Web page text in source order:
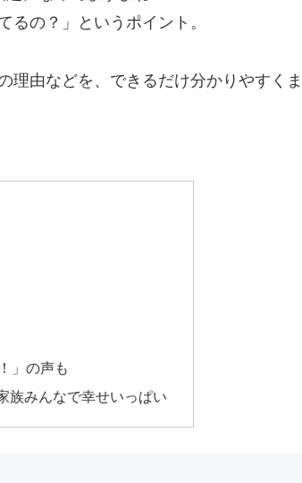
るの？」というポイント。
理由などを、できるだけ分かりやすくま
」の声も
族みんなで幸せいっぱい